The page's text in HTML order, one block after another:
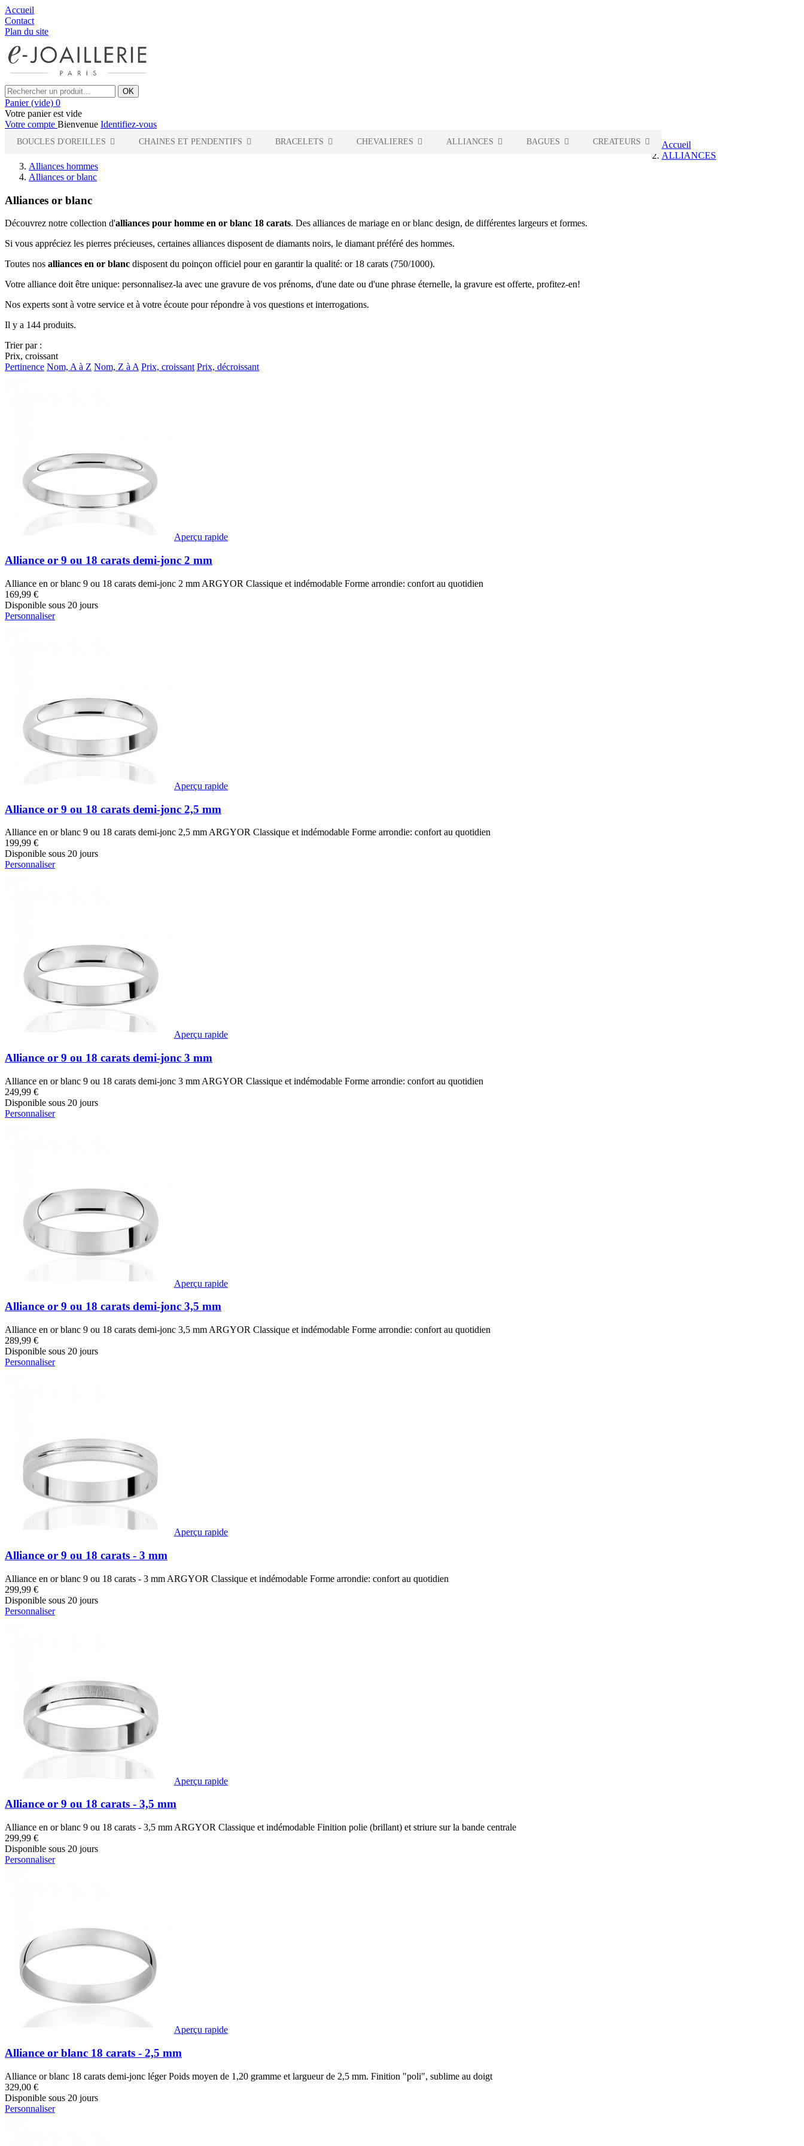
Accueil
Contact
Plan du site
OK
Panier (vide) 0
Votre panier est vide
Votre compte Bienvenue Identifiez-vous
BOUCLES D'OREILLES CHAINES ET PENDENTIFS BRACELETS CHEVALIERES ALLIANCES BAGUES CREATEURS
Accueil
ALLIANCES
Alliances hommes
Alliances or blanc
Alliances or blanc
Découvrez notre collection d'alliances pour homme en or blanc 18 carats. Des alliances de mariage en or blanc design, de différentes largeurs et formes.
Si vous appréciez les pierres précieuses, certaines alliances disposent de diamants noirs, le diamant préféré des hommes.
Toutes nos alliances en or blanc disposent du poinçon officiel pour en garantir la qualité: or 18 carats (750/1000).
Votre alliance doit être unique: personnalisez-la avec une gravure de vos prénoms, d'une date ou d'une phrase éternelle, la gravure est offerte, profitez-en!
Nos experts sont à votre service et à votre écoute pour répondre à vos questions et interrogations.
Il y a 144 produits.
Trier par :
Prix, croissant
Pertinence Nom, A à Z Nom, Z à A Prix, croissant Prix, décroissant
Aperçu rapide
Alliance or 9 ou 18 carats demi-jonc 2 mm
Alliance en or blanc 9 ou 18 carats demi-jonc 2 mm ARGYOR Classique et indémodable Forme arrondie: confort au quotidien
169,99 €
Disponible sous 20 jours
Personnaliser
Aperçu rapide
Alliance or 9 ou 18 carats demi-jonc 2,5 mm
Alliance en or blanc 9 ou 18 carats demi-jonc 2,5 mm ARGYOR Classique et indémodable Forme arrondie: confort au quotidien
199,99 €
Disponible sous 20 jours
Personnaliser
Aperçu rapide
Alliance or 9 ou 18 carats demi-jonc 3 mm
Alliance en or blanc 9 ou 18 carats demi-jonc 3 mm ARGYOR Classique et indémodable Forme arrondie: confort au quotidien
249,99 €
Disponible sous 20 jours
Personnaliser
Aperçu rapide
Alliance or 9 ou 18 carats demi-jonc 3,5 mm
Alliance en or blanc 9 ou 18 carats demi-jonc 3,5 mm ARGYOR Classique et indémodable Forme arrondie: confort au quotidien
289,99 €
Disponible sous 20 jours
Personnaliser
Aperçu rapide
Alliance or 9 ou 18 carats - 3 mm
Alliance en or blanc 9 ou 18 carats - 3 mm ARGYOR Classique et indémodable Forme arrondie: confort au quotidien
299,99 €
Disponible sous 20 jours
Personnaliser
Aperçu rapide
Alliance or 9 ou 18 carats - 3,5 mm
Alliance en or blanc 9 ou 18 carats - 3,5 mm ARGYOR Classique et indémodable Finition polie (brillant) et striure sur la bande centrale
299,99 €
Disponible sous 20 jours
Personnaliser
Aperçu rapide
Alliance or blanc 18 carats - 2,5 mm
Alliance or blanc 18 carats demi-jonc léger Poids moyen de 1,20 gramme et largueur de 2,5 mm. Finition "poli", sublime au doigt
329,00 €
Disponible sous 20 jours
Personnaliser